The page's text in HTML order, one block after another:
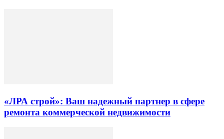
«ЛРА строй»: Ваш надежный партнер в сфере
ремонта коммерческой недвижимости